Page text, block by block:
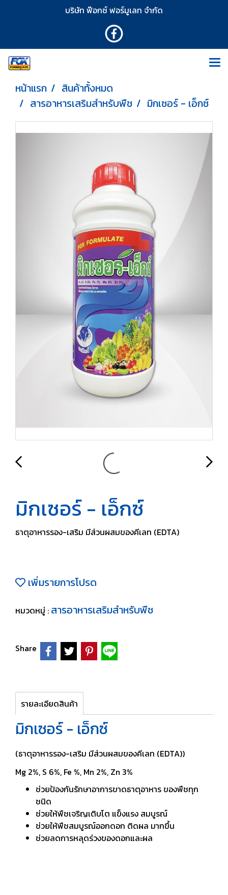
บริษัท ฟ๊อกซ์ ฟอร์มูเลท จำกัด
หน้าแรก
สินค้าทั้งหมด
สารอาหารเสริมสำหรับพืช
มิกเซอร์ - เอ็กซ์
มิกเซอร์ - เอ็กซ์
ธาตุอาหารรอง-เสริม มีส่วนผสมของคีเลท (EDTA)
เพิ่มรายการโปรด
หมวดหมู่ : สารอาหารเสริมสำหรับพืช
Share
รายละเอียดสินค้า
มิกเซอร์ - เอ็กซ์
(ธาตุอาหารรอง-เสริม มีส่วนผสมของคีเลท (EDTA))
Mg 2%, S 6%, Fe %, Mn 2%, Zn 3%
ช่วยป้องกันรักษาอาการขาดธาตุอาหาร ของพืชทุก
ชนิด
ช่วยให้พืชเจริญเติบโต แข็งแรง สมบูรณ์
ช่วยให้พืชสมบูรณ์ออกดอก ติดผล มากขึ้น
ช่วยลดการหลุดร่วงของดอกและผล